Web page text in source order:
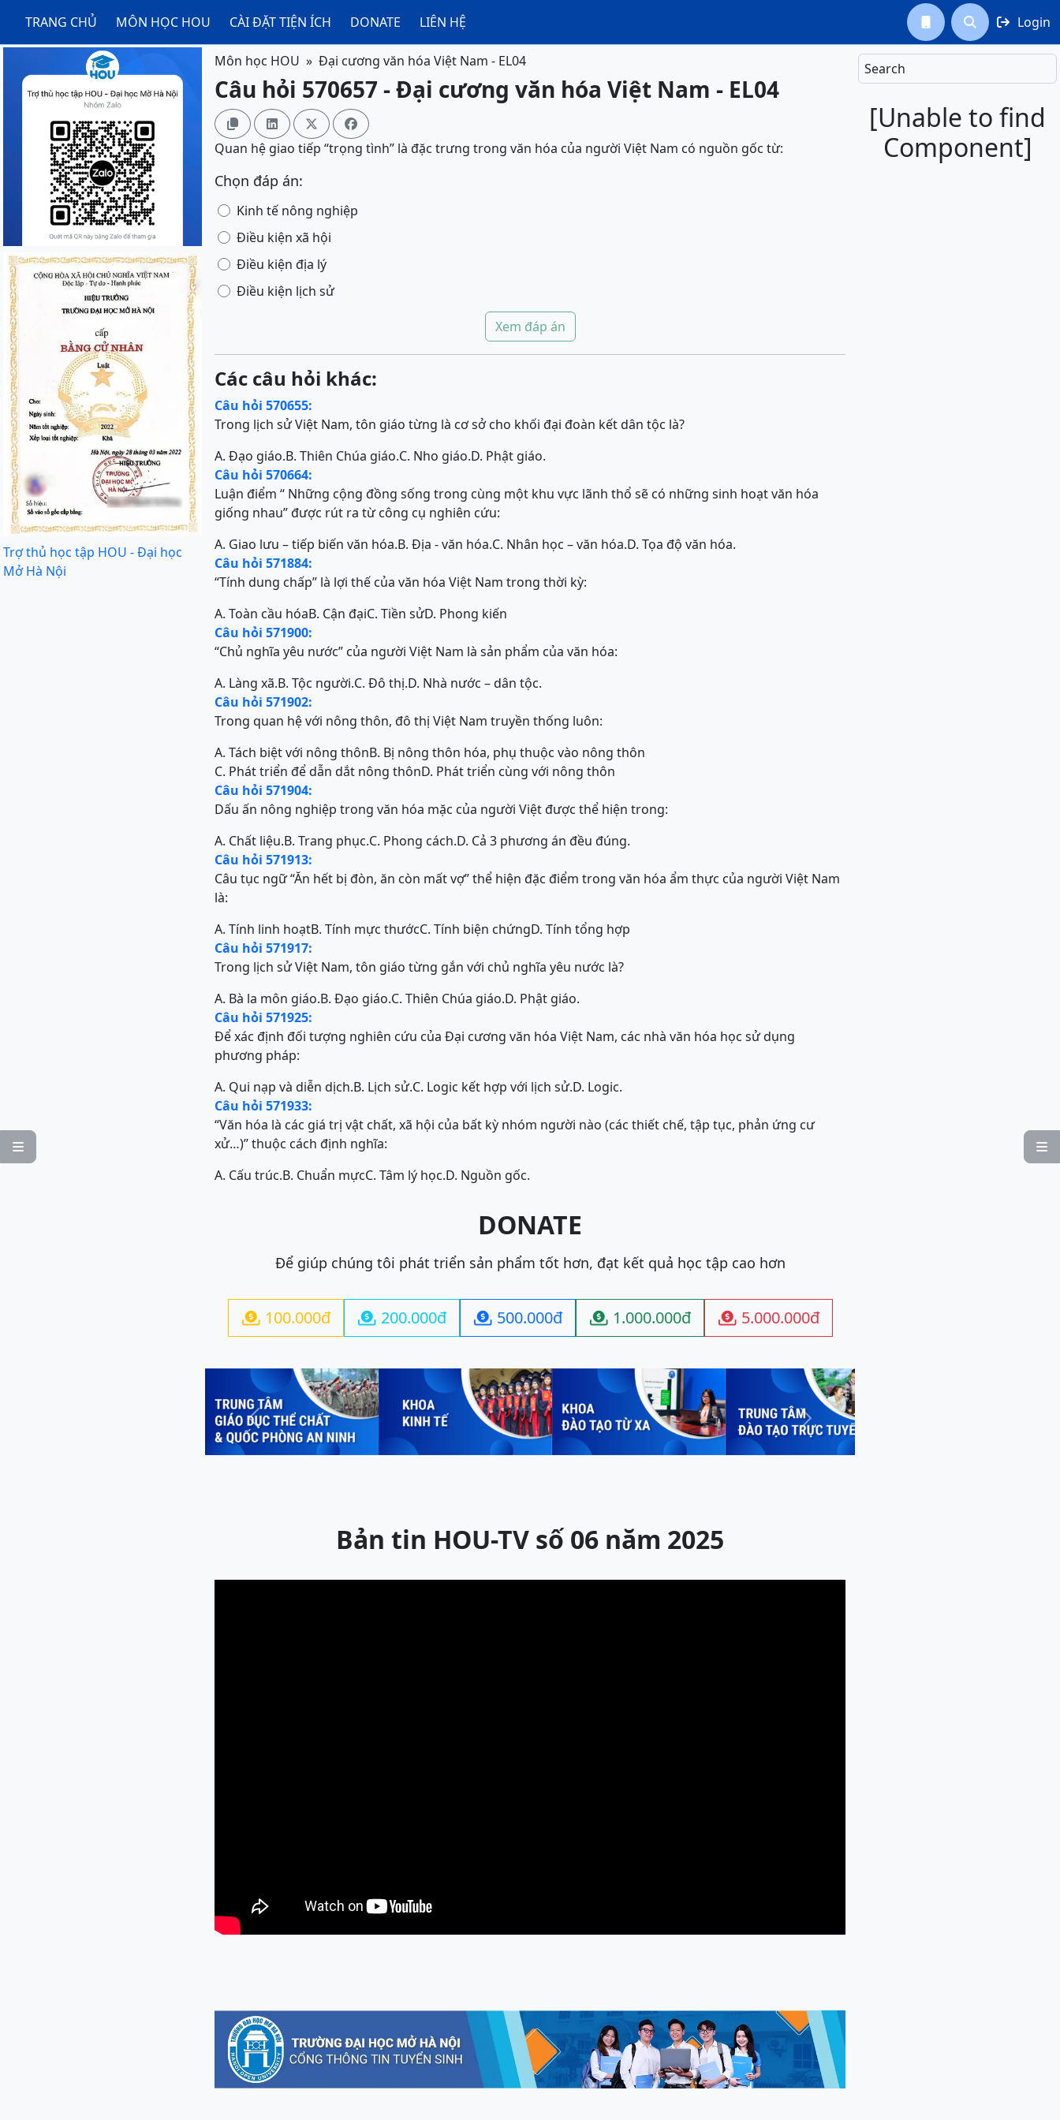
TRANG CHỦ MÔN HỌC HOU CÀI ĐẶT TIỆN ÍCH DONATE LIÊN HỆ   Login

Search
[Unable to find
Component]

Trợ thủ học tập HOU - Đại học
Mở Hà Nội
Môn học HOU Đại cương văn hóa Việt Nam - EL04
Câu hỏi 570657 - Đại cương văn hóa Việt Nam - EL04
   
Quan hệ giao tiếp “trọng tình” là đặc trưng trong văn hóa của người Việt Nam có nguồn gốc từ:
Chọn đáp án:
Kinh tế nông nghiệp
Điều kiện xã hội
Điều kiện địa lý
Điều kiện lịch sử
Xem đáp án
Các câu hỏi khác:
Câu hỏi 570655:
Trong lịch sử Việt Nam, tôn giáo từng là cơ sở cho khối đại đoàn kết dân tộc là?
A. Đạo giáo.B. Thiên Chúa giáo.C. Nho giáo.D. Phật giáo.
Câu hỏi 570664:
Luận điểm “ Những cộng đồng sống trong cùng một khu vực lãnh thổ sẽ có những sinh hoạt văn hóa
giống nhau” được rút ra từ công cụ nghiên cứu:
A. Giao lưu – tiếp biến văn hóa.B. Địa - văn hóa.C. Nhân học – văn hóa.D. Tọa độ văn hóa.
Câu hỏi 571884:
“Tính dung chấp” là lợi thế của văn hóa Việt Nam trong thời kỳ:
A. Toàn cầu hóaB. Cận đạiC. Tiền sửD. Phong kiến
Câu hỏi 571900:
“Chủ nghĩa yêu nước” của người Việt Nam là sản phẩm của văn hóa:
A. Làng xã.B. Tộc người.C. Đô thị.D. Nhà nước – dân tộc.
Câu hỏi 571902:
Trong quan hệ với nông thôn, đô thị Việt Nam truyền thống luôn:
A. Tách biệt với nông thônB. Bị nông thôn hóa, phụ thuộc vào nông thôn
C. Phát triển để dẫn dắt nông thônD. Phát triển cùng với nông thôn
Câu hỏi 571904:
Dấu ấn nông nghiệp trong văn hóa mặc của người Việt được thể hiện trong:
A. Chất liệu.B. Trang phục.C. Phong cách.D. Cả 3 phương án đều đúng.
Câu hỏi 571913:
Câu tục ngữ “Ăn hết bị đòn, ăn còn mất vợ” thể hiện đặc điểm trong văn hóa ẩm thực của người Việt Nam
là:
A. Tính linh hoạtB. Tính mực thướcC. Tính biện chứngD. Tính tổng hợp
Câu hỏi 571917:
Trong lịch sử Việt Nam, tôn giáo từng gắn với chủ nghĩa yêu nước là?
A. Bà la môn giáo.B. Đạo giáo.C. Thiên Chúa giáo.D. Phật giáo.
Câu hỏi 571925:
Để xác định đối tượng nghiên cứu của Đại cương văn hóa Việt Nam, các nhà văn hóa học sử dụng
phương pháp:
A. Qui nạp và diễn dịch.B. Lịch sử.C. Logic kết hợp với lịch sử.D. Logic.
Câu hỏi 571933:
“Văn hóa là các giá trị vật chất, xã hội của bất kỳ nhóm người nào (các thiết chế, tập tục, phản ứng cư
xử…)” thuộc cách định nghĩa:
A. Cấu trúc.B. Chuẩn mựcC. Tâm lý học.D. Nguồn gốc.
DONATE
Để giúp chúng tôi phát triển sản phẩm tốt hơn, đạt kết quả học tập cao hơn
 100.000đ  200.000đ  500.000đ  1.000.000đ  5.000.000đ
Previous Next
Bản tin HOU-TV số 06 năm 2025